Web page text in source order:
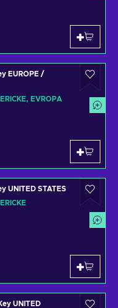
EUROPE /
EVROPA
UNITED STATES
UNITED